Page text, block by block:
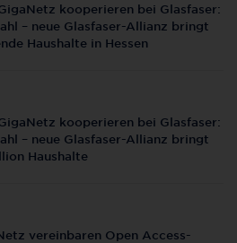
kooperieren bei Glasfaser:
– neue Glasfaser-Allianz bringt
Haushalte in Hessen
kooperieren bei Glasfaser:
– neue Glasfaser-Allianz bringt
Haushalte
vereinbaren Open Access-